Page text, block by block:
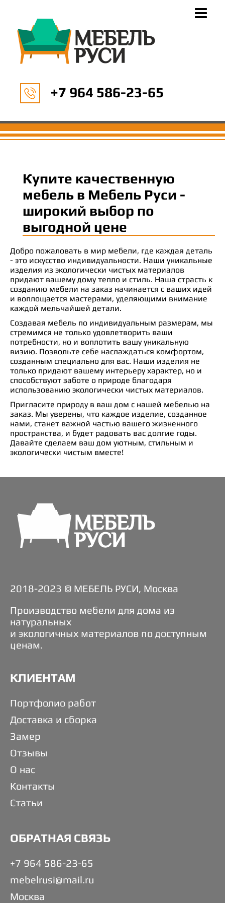
+7 964 586-23-65
Купите качественную
мебель в Мебель Руси -
широкий выбор по
выгодной цене
Добро пожаловать в мир мебели, где каждая деталь
- это искусство индивидуальности. Наши уникальные
изделия из экологически чистых материалов
придают вашему дому тепло и стиль. Наша страсть к
созданию мебели на заказ начинается с ваших идей
и воплощается мастерами, уделяющими внимание
каждой мельчайшей детали.
Создавая мебель по индивидуальным размерам, мы
стремимся не только удовлетворить ваши
потребности, но и воплотить вашу уникальную
визию. Позвольте себе наслаждаться комфортом,
созданным специально для вас. Наши изделия не
только придают вашему интерьеру характер, но и
способствуют заботе о природе благодаря
использованию экологически чистых материалов.
Пригласите природу в ваш дом с нашей мебелью на
заказ. Мы уверены, что каждое изделие, созданное
нами, станет важной частью вашего жизненного
пространства, и будет радовать вас долгие годы.
Давайте сделаем ваш дом уютным, стильным и
экологически чистым вместе!
2018-2023 © МЕБЕЛЬ РУСИ, Москва
Производство мебели для дома из
натуральных
и экологичных материалов по доступным
ценам.
КЛИЕНТАМ
Портфолио работ
Доставка и сборка
Замер
Отзывы
О нас
Контакты
Статьи
ОБРАТНАЯ СВЯЗЬ
+7 964 586-23-65
mebelrusi@mail.ru
Москва